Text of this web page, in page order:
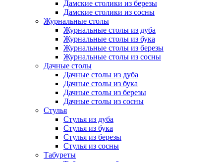
Дамские столики из березы
Дамские столики из сосны
Журнальные столы
Журнальные столы из дуба
Журнальные столы из бука
Журнальные столы из березы
Журнальные столы из сосны
Дачные столы
Дачные столы из дуба
Дачные столы из бука
Дачные столы из березы
Дачные столы из сосны
Стулья
Стулья из дуба
Стулья из бука
Стулья из березы
Стулья из сосны
Табуреты